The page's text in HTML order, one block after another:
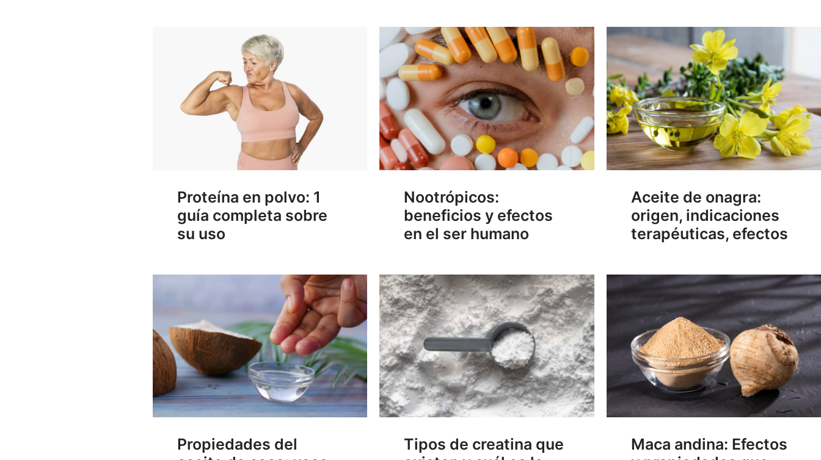
Proteína en polvo: 1
guía completa sobre
su uso
Nootrópicos:
beneficios y efectos
en el ser humano
Aceite de onagra:
origen, indicaciones
terapéuticas, efectos
Propiedades del
Tipos de creatina que
Maca andina: Efectos